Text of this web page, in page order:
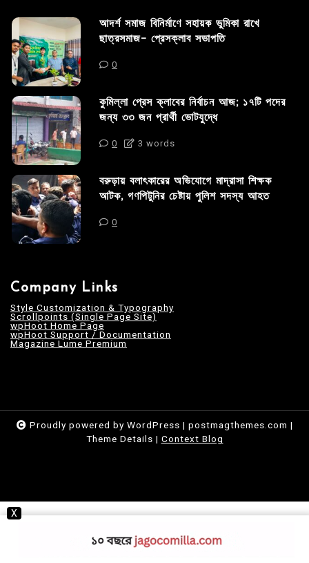
আদর্শ সমাজ বিনির্মাণে সহায়ক ভুমিকা রাখে
ছাত্রসমাজ- প্রেসক্লাব সভাপতি
0
কুমিল্লা প্রেস ক্লাবের নির্বাচন আজ; ১৭টি পদের
জন্য ৩৩ জন প্রার্থী ভোটযুদ্ধে
0 3 words
বরুড়ায় বলাৎকারের অভিযোগে মাদ্রাসা শিক্ষক
আটক, গণপিটুনির চেষ্টায় পুলিশ সদস্য আহত
0
Company Links
Style Customization & Typography
Scrollpoints (Single Page Site)
wpHoot Home Page
wpHoot Support / Documentation
Magazine Lume Premium
Proudly powered by WordPress | postmagthemes.com |
Theme Details | Context Blog
X